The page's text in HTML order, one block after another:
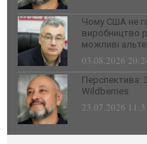
Чому США не
виробництво
можливі
03.08.2026
Перспектива:
Wildberries
23.07.2026